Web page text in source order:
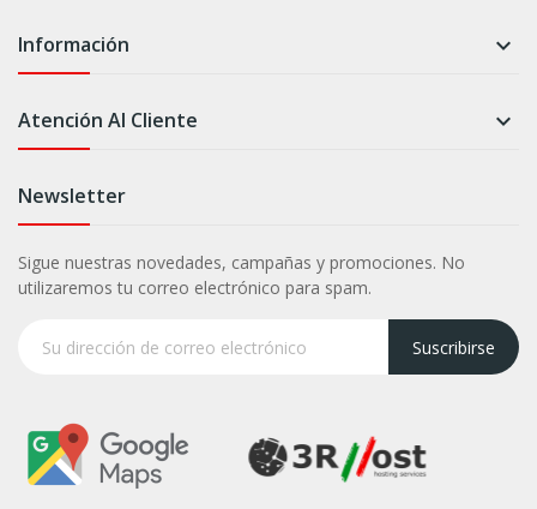
Información 
Atención Al Cliente 
Newsletter
Sigue nuestras novedades, campañas y promociones. No
utilizaremos tu correo electrónico para spam.
Suscribirse